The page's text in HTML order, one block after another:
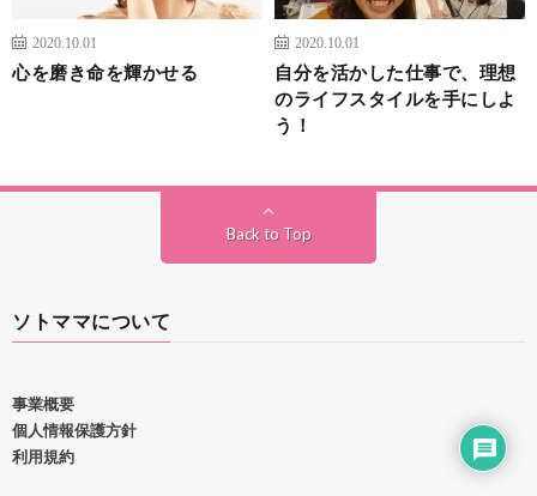
2020.10.01
心を磨き命を輝かせる
2020.10.01
自分を活かした仕事で、理想
のライフスタイルを手にしよ
う！
Back to Top
ソトママについて
事業概要
個人情報保護方針
利用規約